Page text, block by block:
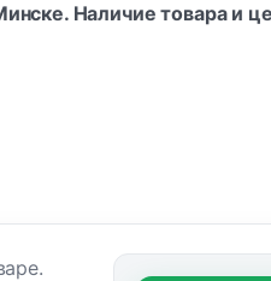
Наличие товара и